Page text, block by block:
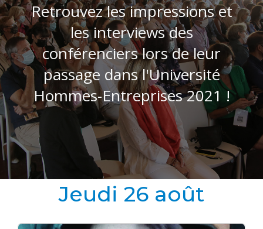
Retrouvez les impressions et
les interviews des
conférenciers lors de leur
passage dans l'Université
Hommes-Entreprises 2021 !
Jeudi 26 août